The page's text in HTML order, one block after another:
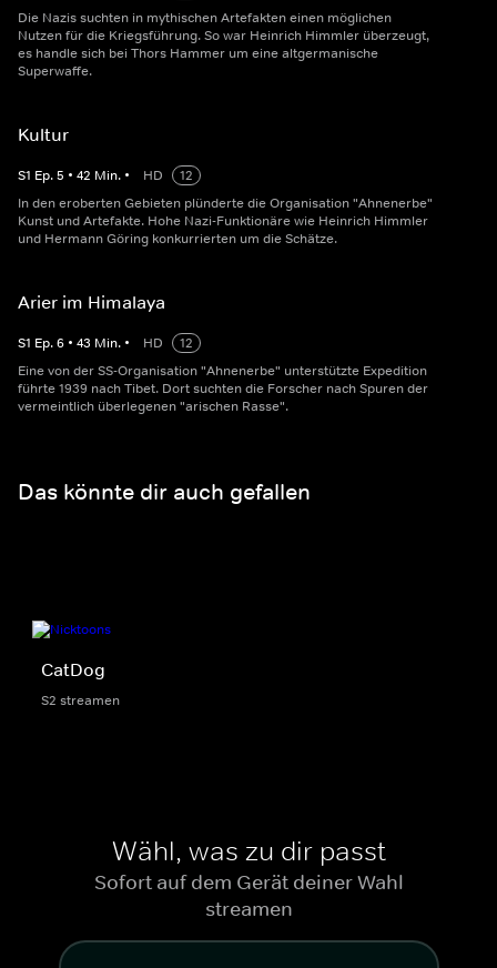
Die Nazis suchten in mythischen Artefakten einen möglichen
Nutzen für die Kriegsführung. So war Heinrich Himmler überzeugt,
es handle sich bei Thors Hammer um eine altgermanische
Superwaffe.
Kultur
S1 Ep.5 • 42 Min. • HD
12
In den eroberten Gebieten plünderte die Organisation "Ahnenerbe"
Kunst und Artefakte. Hohe Nazi-Funktionäre wie Heinrich Himmler
und Hermann Göring konkurrierten um die Schätze.
Arier im Himalaya
S1 Ep.6 • 43 Min. • HD
12
Eine von der SS-Organisation "Ahnenerbe" unterstützte Expedition
führte 1939 nach Tibet. Dort suchten die Forscher nach Spuren der
vermeintlich überlegenen "arischen Rasse".
Das könnte dir auch gefallen
CatDog
S2 streamen
Wähl, was zu dir passt
Sofort auf dem Gerät deiner Wahl
streamen